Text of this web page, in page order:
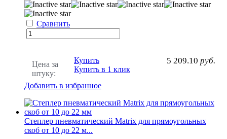
Сравнить
Цена за
штуку:
5 209.10 руб.
Купить
Купить в 1 клик
Добавить в избранное
Степлер пневматический Matrix для прямоугольных
скоб от 10 до 22 м...